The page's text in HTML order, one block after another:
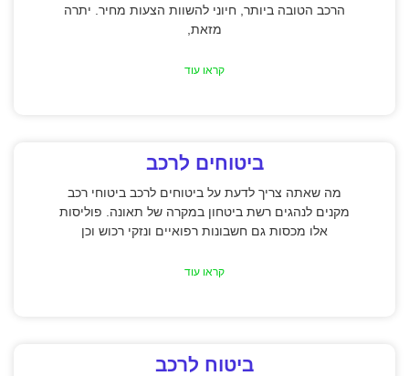
הרכב הטובה ביותר, חיוני להשוות הצעות מחיר. יתרה
מזאת,
קראו עוד
ביטוחים לרכב
מה שאתה צריך לדעת על ביטוחים לרכב ביטוחי רכב
מקנים לנהגים רשת ביטחון במקרה של תאונה. פוליסות
אלו מכסות גם חשבונות רפואיים ונזקי רכוש וכן
קראו עוד
ביטוח לרכב